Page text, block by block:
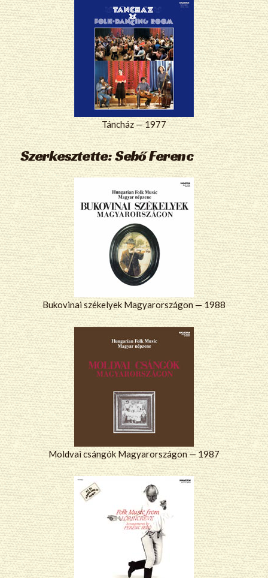
Táncház — 1977
Szerkesztette: Sebő Ferenc
Bukovinai székelyek Magyarországon — 1988
Moldvai csángók Magyarországon — 1987